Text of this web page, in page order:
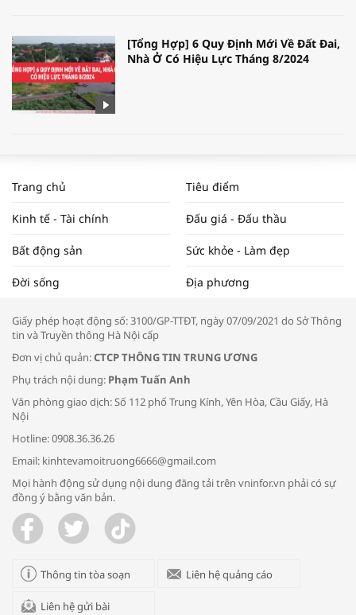
[Tổng Hợp] 6 Quy Định Mới Về Đất Đai,
Nhà Ở Có Hiệu Lực Tháng 8/2024
NAM NĂM 2024 VÀ NĂM 2025 | NHỊP
ĐẬP THỊ TRƯỜNG #62
Tọa đàm “Xúc tiến thương mại: Khơi
Bác sĩ tư vấn cách phòng tránh bệnh
đường hô hấp trong thời tiết giao mùa
Trao yêu thương cho em
Trang chủ Tiêu điểm
Kinh tế - Tài chính Đấu giá - Đấu thầu
Bất động sản Sức khỏe - Làm đẹp
Đời sống Địa phương
Giấy phép hoạt động số: 3100/GP-TTĐT, ngày 07/09/2021 do Sở Thông
tin và Truyền thông Hà Nội cấp
Đơn vị chủ quản:CTCP THÔNG TIN TRUNG ƯƠNG
Phụ trách nội dung: Phạm Tuấn Anh
Văn phòng giao dịch: Số 112 phố Trung Kính, Yên Hòa, Cầu Giấy, Hà
Nội
Hotline: 0908.36.36.26
Email: kinhtevamoitruong6666@gmail.com
Mọi hành động sử dụng nội dung đăng tải trên vninfor.vn phải có sự
đồng ý bằng văn bản.
Thông tin tòa soạn Liên hệ quảng cáo
Liên hệ gửi bài